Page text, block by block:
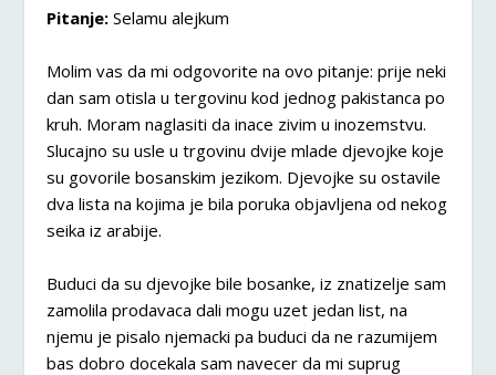
Pitanje:Selamu alejkum
Molim vas da mi odgovorite na ovo pitanje: prije neki
dan sam otisla u tergovinu kod jednog pakistanca po
kruh. Moram naglasiti da inace zivim u inozemstvu.
Slucajno su usle u trgovinu dvije mlade djevojke koje
su govorile bosanskim jezikom. Djevojke su ostavile
dva lista na kojima je bila poruka objavljena od nekog
seika iz arabije.
Buduci da su djevojke bile bosanke, iz znatizelje sam
zamolila prodavaca dali mogu uzet jedan list, na
njemu je pisalo njemacki pa buduci da ne razumijem
bas dobro docekala sam navecer da mi suprug